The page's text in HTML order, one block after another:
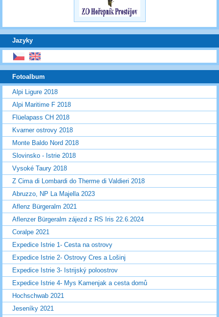
Jazyky
Fotoalbum
Alpi Ligure 2018
Alpi Maritime F 2018
Flüelapass CH 2018
Kvarner ostrovy 2018
Monte Baldo Nord 2018
Slovinsko - Istrie 2018
Vysoké Taury 2018
Z Cima di Lombardi do Therme di Valdieri 2018
Abruzzo, NP La Majella 2023
Aflenz Bürgeralm 2021
Aflenzer Bürgeralm zájezd z RS Iris 22.6.2024
Coralpe 2021
Expedice Istrie 1- Cesta na ostrovy
Expedice Istrie 2- Ostrovy Cres a Lošinj
Expedice Istrie 3- Istrijský poloostrov
Expedice Istrie 4- Mys Kamenjak a cesta domů
Hochschwab 2021
Jeseníky 2021